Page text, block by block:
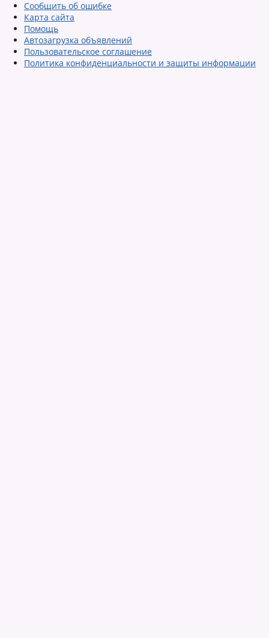
Сообщить об ошибке
Карта сайта
Помощь
Автозагрузка объявлений
Пользовательское соглашение
Политика конфиденциальности и защиты информации